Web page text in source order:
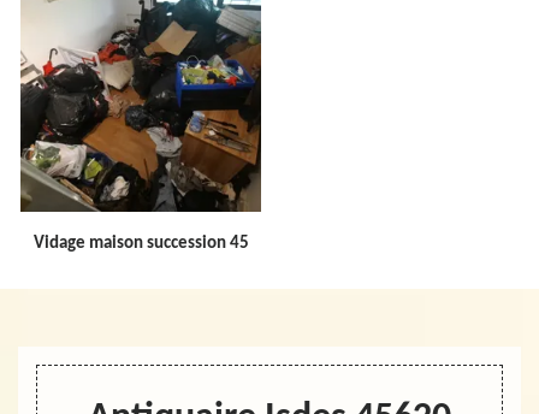
Vidage maison succession 45